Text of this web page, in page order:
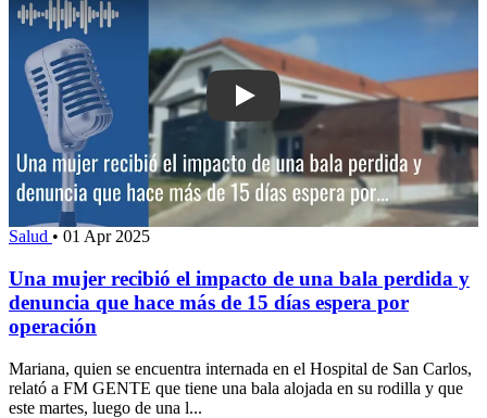
Play: Una mujer recibió el impacto de
Salud • 01 Apr 2025
Una mujer recibió el impacto de una bala perdida y
denuncia que hace más de 15 días espera por
operación
Mariana, quien se encuentra internada en el Hospital de San Carlos,
relató a FM GENTE que tiene una bala alojada en su rodilla y que
este martes, luego de una l...